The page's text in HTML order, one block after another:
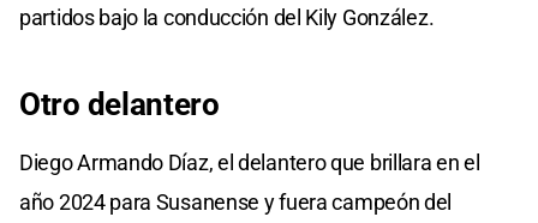
partidos bajo la conducción del Kily González.
Otro delantero
Diego Armando Díaz, el delantero que brillara en el
año 2024 para Susanense y fuera campeón del